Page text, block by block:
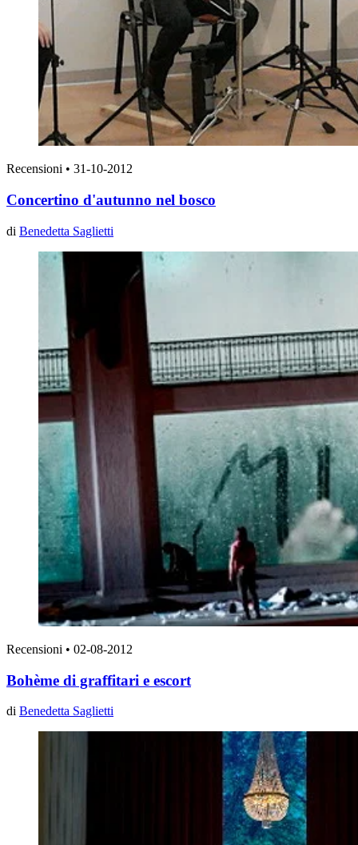
Recensioni • 31-10-2012
Concertino d'autunno nel bosco
di Benedetta Saglietti
Recensioni • 02-08-2012
Bohème di graffitari e escort
di Benedetta Saglietti